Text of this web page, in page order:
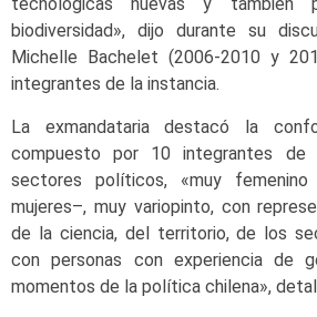
biodiversidad», dijo durante su
Michelle Bachelet (2006-2010 y
integrantes de la instancia.
La exmandataria destacó la
compuesto por 10 integrantes
sectores políticos, «muy
mujeres–, muy variopinto, con
de la ciencia, del territorio, de los
con personas con experiencia de
momentos de la política chilena»,